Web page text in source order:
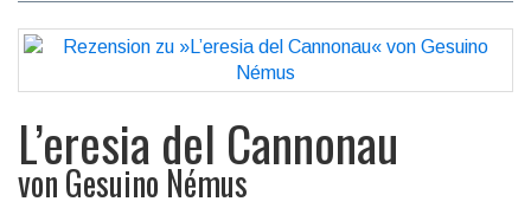
L’eresia del Cannonau
vonGesuino Némus